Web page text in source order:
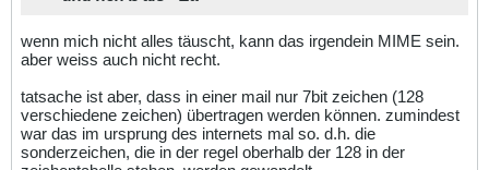
wenn mich nicht alles täuscht, kann das irgendein MIME sein.
aber weiss auch nicht recht.
tatsache ist aber, dass in einer mail nur 7bit zeichen (128
verschiedene zeichen) übertragen werden können. zumindest
war das im ursprung des internets mal so. d.h. die
sonderzeichen, die in der regel oberhalb der 128 in der